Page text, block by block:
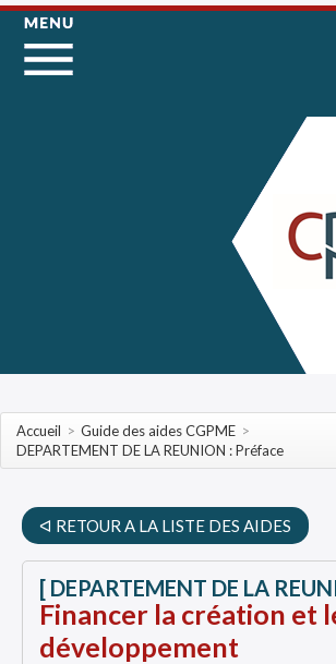
Accueil > Guide des aides CGPME >
DEPARTEMENT DE LA REUNION : Préface
ᐊ RETOUR A LA LISTE DES AIDES
[ DEPARTEMENT DE LA
Financer la création et
développement